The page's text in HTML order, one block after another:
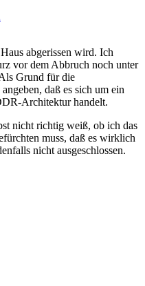
abgerissen wird. Ich
vor dem Abbruch noch unter
Grund für die
daß es sich um ein
Architektur handelt.
nicht richtig weiß, ob ich das
muss, daß es wirklich
nicht ausgeschlossen.